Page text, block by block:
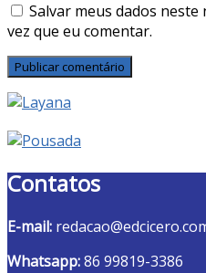
Salvar meus dados
vez que eu comentar.
Contatos
E-mail:
Whatsapp:86 99819-3386